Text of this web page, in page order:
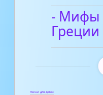
- Мифы
Греции
Песни для детей